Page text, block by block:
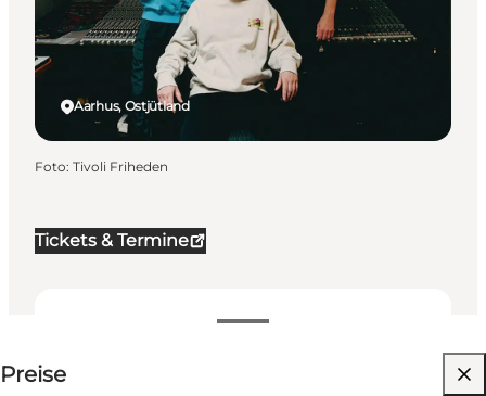
Tickets & Termine
Preise
Aarhus, Ostjütland
Foto: Tivoli Friheden